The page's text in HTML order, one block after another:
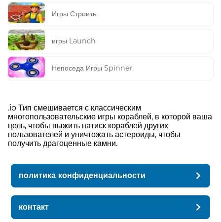
Игры Строить
игры Launch
Непоседа Игры Spinner
.io Тип смешивается с классическим
многопользовательские игры кораблей, в которой ваша
цель, чтобы выжить натиск кораблей других
пользователей и уничтожать астероиды, чтобы
получить драгоценные камни.
политика конфиденциальности
контакт